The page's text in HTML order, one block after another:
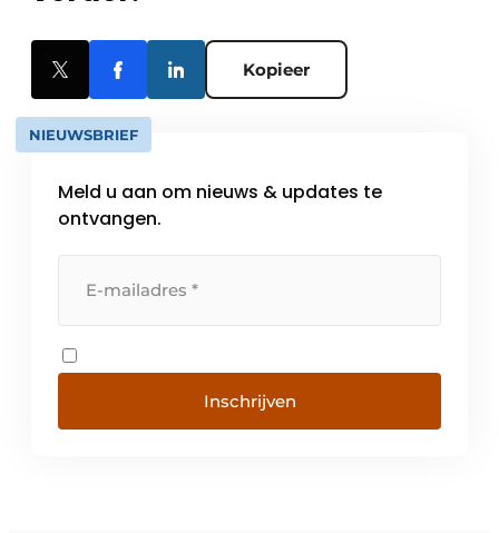
Kopieer
NIEUWSBRIEF
Meld u aan om nieuws & updates te
ontvangen.
Inschrijven